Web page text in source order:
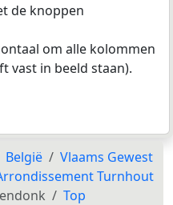
de knoppen
om alle kolommen
vast in beeld staan).
België
Vlaams Gewest
Turnhout
Top